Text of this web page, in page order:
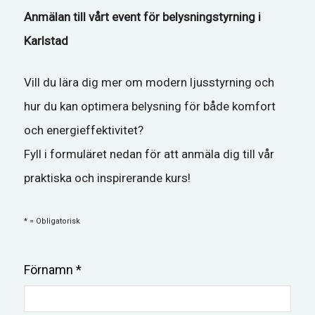
Anmälan till vårt event för belysningstyrning i
Karlstad
Vill du lära dig mer om modern ljusstyrning och
hur du kan optimera belysning för både komfort
och energieffektivitet?
Fyll i formuläret nedan för att anmäla dig till vår
praktiska och inspirerande kurs!
* = Obligatorisk
Förnamn *